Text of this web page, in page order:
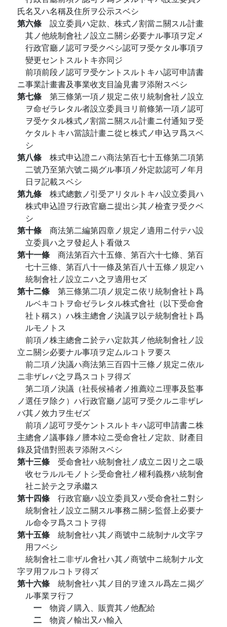
氏名又ハ名稱及住所ヲ公示スベシ
第六條 設立委員ハ定款、株式ノ割當ニ關スル計畫
其ノ他統制會社ノ設立ニ關シ必要ナル事項ヲ定メ
行政官廳ノ認可ヲ受クベシ認可ヲ受ケタル事項ヲ
變更セントスルトキ亦同ジ
前項前段ノ認可ヲ受ケントスルトキハ認可申請書
ニ事業計畫書及事業收支目論見書ヲ添附スベシ
第七條 第三條第一項ノ規定ニ依リ統制會社ノ設立
ヲ命ゼラレタル者設立委員ヨリ前條第一項ノ認可
ヲ受ケタル株式ノ割當ニ關スル計畫ニ付通知ヲ受
ケタルトキハ當該計畫ニ從ヒ株式ノ申込ヲ爲スベ
シ
第八條 株式申込證ニハ商法第百七十五條第二項第
二號乃至第六號ニ揭グル事項ノ外定款認可ノ年月
日ヲ記載スベシ
第九條 株式總數ノ引受アリタルトキハ設立委員ハ
株式申込證ヲ行政官廳ニ提出シ其ノ檢査ヲ受クベ
シ
第十條 商法第二編第四章ノ規定ノ適用ニ付テハ設
立委員ハ之ヲ發起人ト看做ス
第十一條 商法第百六十五條、第百六十七條、第百
七十三條、第百八十一條及第百八十五條ノ規定ハ
統制會社ノ設立ニハ之ヲ適用セズ
第十二條 第三條第二項ノ規定ニ依リ統制會社ト爲
ルベキコトヲ命ゼラレタル株式會社（以下受命會
社ト稱ス）ハ株主總會ノ決議ヲ以テ統制會社ト爲
ルモノトス
前項ノ株主總會ニ於テハ定款其ノ他統制會社ノ設
立ニ關シ必要ナル事項ヲ定ムルコトヲ要ス
前二項ノ決議ハ商法第三百四十三條ノ規定ニ依ル
ニ非ザレバ之ヲ爲スコトヲ得ズ
第二項ノ決議（社長候補者ノ推薦竝ニ理事及監事
ノ選任ヲ除ク）ハ行政官廳ノ認可ヲ受クルニ非ザレ
バ其ノ效力ヲ生ゼズ
前項ノ認可ヲ受ケントスルトキハ認可申請書ニ株
主總會ノ議事錄ノ謄本竝ニ受命會社ノ定款、財產目
錄及貸借對照表ヲ添附スベシ
第十三條 受命會社ハ統制會社ノ成立ニ因リ之ニ吸
收セラルルモノトシ受命會社ノ權利義務ハ統制會
社ニ於テ之ヲ承繼ス
第十四條 行政官廳ハ設立委員又ハ受命會社ニ對シ
統制會社ノ設立ニ關スル事務ニ關シ監督上必要ナ
ル命令ヲ爲スコトヲ得
第十五條 統制會社ハ其ノ商號中ニ統制ナル文字ヲ
用フベシ
統制會社ニ非ザル會社ハ其ノ商號中ニ統制ナル文
字ヲ用フルコトヲ得ズ
第十六條 統制會社ハ其ノ目的ヲ達スル爲左ニ揭グ
ル事業ヲ行フ
一 物資ノ購入、販賣其ノ他配給
二 物資ノ輸出又ハ輸入